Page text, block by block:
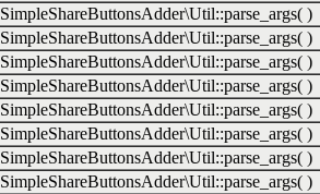
SimpleShareButtonsAdder\Util::parse_args( )
SimpleShareButtonsAdder\Util::parse_args( )
SimpleShareButtonsAdder\Util::parse_args( )
SimpleShareButtonsAdder\Util::parse_args( )
SimpleShareButtonsAdder\Util::parse_args( )
SimpleShareButtonsAdder\Util::parse_args( )
SimpleShareButtonsAdder\Util::parse_args( )
SimpleShareButtonsAdder\Util::parse_args( )